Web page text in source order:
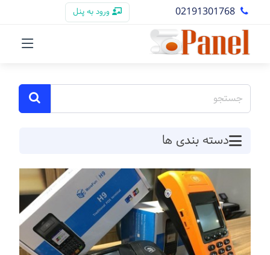
02191301768 ورود به پنل
دسته بندی ها